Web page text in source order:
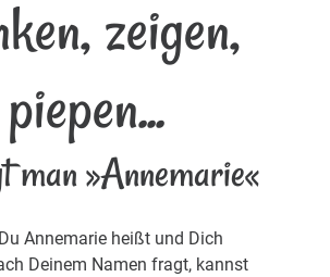
zeigen,
piepen...
man »Annemarie«
Annemarie heißt und Dich
Deinem Namen fragt, kannst